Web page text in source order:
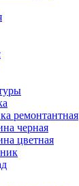
ремонтантная
черная
цветная